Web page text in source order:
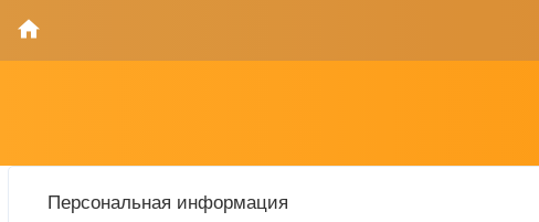
Персональная информация